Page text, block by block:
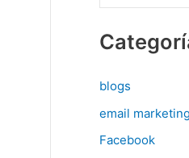
blogs
email marketing
Facebook